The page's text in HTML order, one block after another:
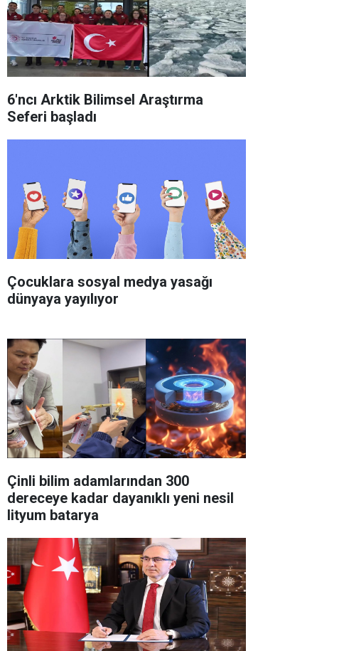
6'ncı Arktik Bilimsel Araştırma
Seferi başladı
Çocuklara sosyal medya yasağı
dünyaya yayılıyor
Çinli bilim adamlarından 300
dereceye kadar dayanıklı yeni nesil
lityum batarya